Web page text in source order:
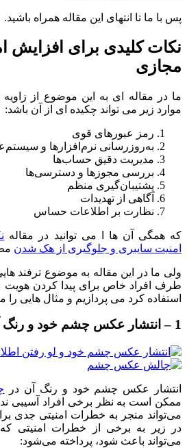
پس با ما تا انتهای این مقاله همراه باشید.
نکات کلیدی برای افزایش
مجازی
ما در مقاله ای به این موضوع از زاویه
موارد زیر می تواند چکیده ای از آن باشد:
رمز عبورهای قوی
به‌روزرسانی نرم‌افزارها و
مدیریت دقیق حساب‌ها
بررسی مجوزها و دسترسی‌ها
پشتیبان‌گیری منظم
آگاهی از تهدیدات
نظارت بر اطلاعات حساس
که همگی آن ها ا می توانید در مقاله
امنیت سایبری و جلوگیری از هک شدن
ولی ما در این مقاله به موضوع ترفند
طرف افراد خاص برای پیدا کردن هویت
استفاده کرد می پردازیم و مثال هایی
1 – انتشار عکس چشم خود و رنگ آن
انتشار عکس چشم خود و رنگ آن در
ممکن است به نظر برخی افراد آسیبی
می‌تواند منجر به خطرات امنیتی جدی
در زیر به برخی از خطرات امنیتی
می‌تواند باعث شود، پرداخته می‌شود: